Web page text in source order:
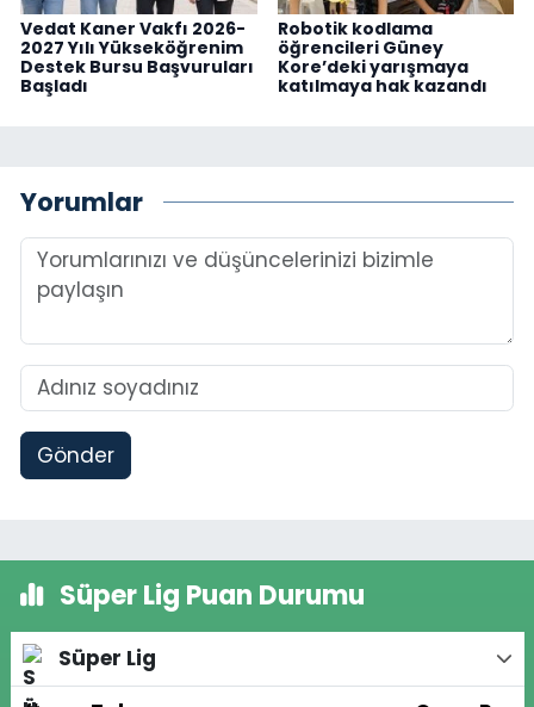
Vedat Kaner Vakfı 2026-
2027 Yılı Yükseköğrenim
Destek Bursu Başvuruları
Başladı
Robotik kodlama
öğrencileri Güney
Kore’deki yarışmaya
katılmaya hak kazandı
Yorumlar
Gönder
Süper Lig Puan Durumu
Süper Lig